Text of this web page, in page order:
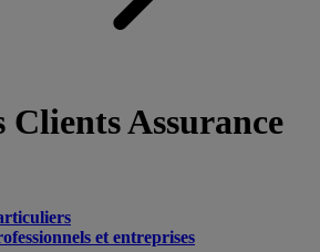
Clients Assurance
et entreprises